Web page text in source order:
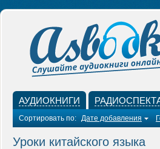
АУДИОКНИГИ
Сортировать по: Дате добавления
Уроки китайского языка